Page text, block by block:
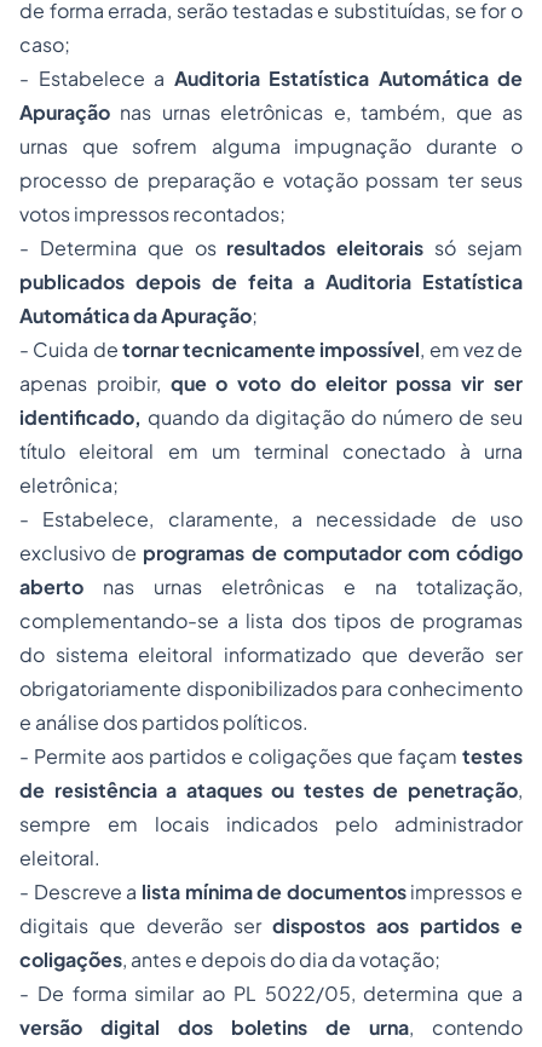
de forma errada, serão testadas e substituídas, se for o
caso;
- Estabelece a Auditoria Estatística Automática de
Apuração nas urnas eletrônicas e, também, que as
urnas que sofrem alguma impugnação durante o
processo de preparação e votação possam ter seus
votos impressos recontados;
- Determina que os resultados eleitorais só sejam
publicados depois de feita a Auditoria Estatística
Automática da Apuração;
- Cuida detornar tecnicamente impossível, em vez de
apenas proibir, que o voto do eleitor possa vir ser
identificado, quando da digitação do número de seu
título eleitoral em um terminal conectado à urna
eletrônica;
- Estabelece, claramente, a necessidade de uso
exclusivo de programas de computador com código
aberto nas urnas eletrônicas e na totalização,
complementando-se a lista dos tipos de programas
do sistema eleitoral informatizado que deverão ser
obrigatoriamente disponibilizados para conhecimento
e análise dos partidos políticos.
- Permite aos partidos e coligações que façam testes
de resistência a ataques ou testes de penetração,
sempre em locais indicados pelo administrador
eleitoral.
- Descreve a lista mínima de documentosimpressos e
digitais que deverão ser dispostos aos partidos e
coligações, antes e depois do dia da votação;
- De forma similar ao PL 5022/05, determina que a
versão digital dos boletins de urna, contendo